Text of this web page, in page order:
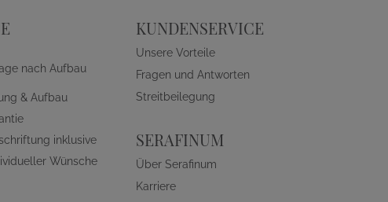
nach Aufbau
& Aufbau
inklusive
Wünsche
KUNDENSERVICE
Unsere Vorteile
Fragen und Antworten
Streitbeilegung
SERAFINUM
Über Serafinum
Karriere